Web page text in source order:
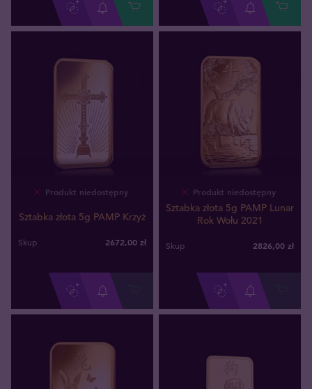
Produkt niedostępny
Sztabka złota 5g PAMP Krzyż
Skup 2672,00 zł
Produkt niedostępny
Sztabka złota 5g PAMP Lunar
Rok Wołu 2021
Skup 2826,00 zł